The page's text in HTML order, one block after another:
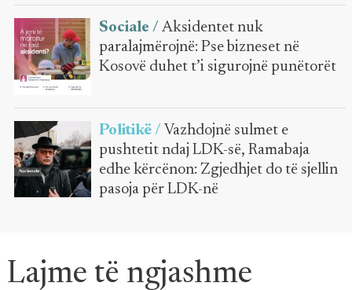
Sociale / Aksidentet nuk
paralajmërojnë: Pse bizneset në
Kosovë duhet t’i sigurojnë punëtorët
Politikë / Vazhdojnë sulmet e
pushtetit ndaj LDK-së, Ramabaja
edhe kërcënon: Zgjedhjet do të sjellin
pasoja për LDK-në
Lajme të ngjashme